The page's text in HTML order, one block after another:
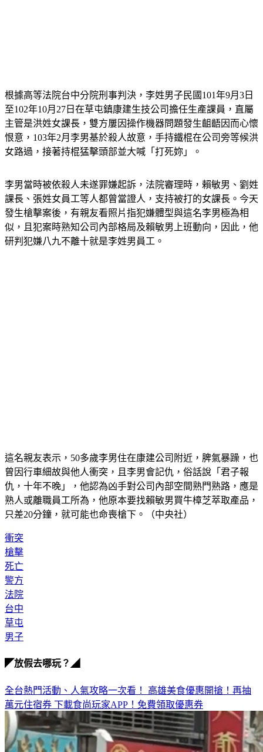
根據高等法院台中分院刑事判決，李姓男子民國101年9月3日
至102年10月27日在草屯鎮康建生技公司擔任生產課員，直屬
主管是洪姓女課長，雙方屢因操作機器問題發生齟齬因而心懷
恨意，103年2月李男基於殺人故意，手持鐵棍在公司旁等候洪
女路過，接著持棍猛擊頭部並大喊「打死妳」。
李男當時被依殺人未遂罪嫌起訴，法院審理時，賴敏男、劉姓
課長、張姓女員工等人都曾當證人，支持被打的女課長。今天
發生槍擊案後，有親友看照片指犯嫌體型與這名李男極為相
似，且犯案時熟知公司內部格局及賴敏男上班動向，因此，他
研判犯嫌八九不離十就是李姓男員工。
這名親友表示，50多歲李男住在康建公司附近，脾氣暴躁，也
曾因行車細故與他人衝突，且李男會記仇，俗話說「君子報
仇，十年不晚」，他認為凶手對公司內部空間熟門熟路，應是
熟人或離職員工所為，他原本要找賴敏男買牛樟芝萃取產品，
只差20分鐘，就可能也命喪槍下。（中央社）
衝突
槍擊
死亡
警方
法院
台中
草屯
男子
◤放假去哪玩？◢
全台熱門活動、人氣攻略一次看！ 高雄美食優惠開搶！再抽
萬元住宿券 下載食尚玩家APP！免費領取優惠券